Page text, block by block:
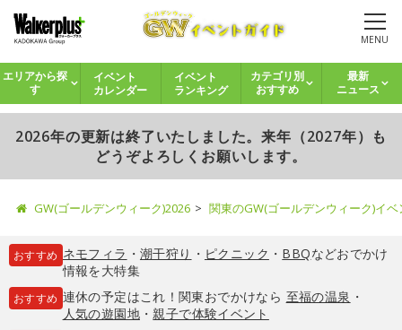
MENU
エリアから探
す
イベント
カレンダー
イベント
ランキング
カテゴリ別
おすすめ
最新
ニュース
2026年の更新は終了いたしました。来年（2027年）も
どうぞよろしくお願いします。
GW(ゴールデンウィーク)2026 関東のGW(ゴールデンウィーク)イ
おすすめ ネモフィラ ・ 潮干狩り ・ ピクニック ・ BBQなどおでかけ
情報を大特集
おすすめ 連休の予定はこれ！関東おでかけなら 至福の温泉 ・
人気の遊園地・親子で体験イベント